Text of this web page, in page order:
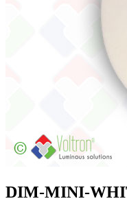
DIM-MINI-